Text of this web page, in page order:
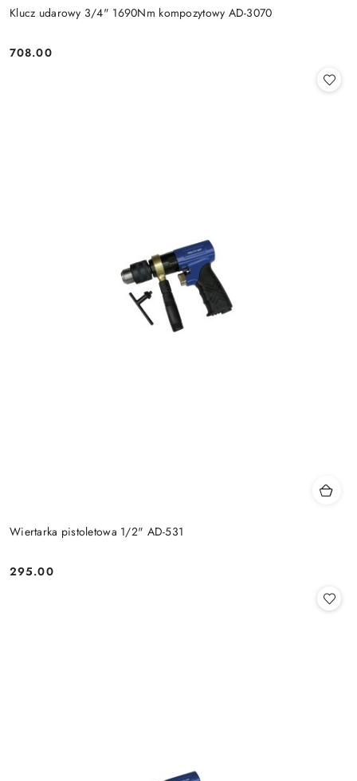
Klucz udarowy 3/4" 1690Nm kompozytowy AD-3070
Cena:
708.00
Wiertarka pistoletowa 1/2" AD-531
Cena:
295.00